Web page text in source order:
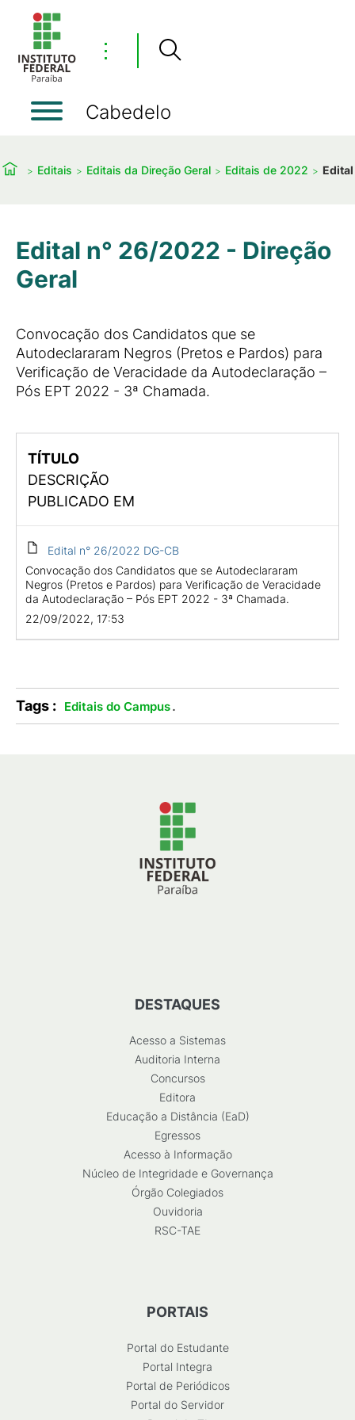
⋮
Cabedelo
Editais Editais da Direção Geral Editais de 2022
Edital n° 26/2022 - Direção
Geral
Convocação dos Candidatos que se
Autodeclararam Negros (Pretos e Pardos) para
Verificação de Veracidade da Autodeclaração –
Pós EPT 2022 - 3ª Chamada.
TÍTULO
DESCRIÇÃO
PUBLICADO EM
Edital n° 26/2022 DG-CB
Convocação dos Candidatos que se Autodeclararam
Negros (Pretos e Pardos) para Verificação de Veracidade
da Autodeclaração – Pós EPT 2022 - 3ª Chamada.
22/09/2022, 17:53
Tags : Editais do Campus.
DESTAQUES
Acesso a Sistemas
Auditoria Interna
Concursos
Editora
Educação a Distância (EaD)
Egressos
Acesso à Informação
Núcleo de Integridade e Governança
Órgão Colegiados
Ouvidoria
RSC-TAE
PORTAIS
Portal do Estudante
Portal Integra
Portal de Periódicos
Portal do Servidor